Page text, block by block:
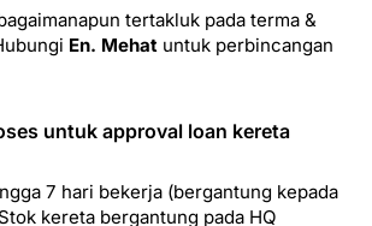
tertakluk pada terma &
En. Mehat untuk perbincangan
untuk approval loan kereta
7 hari bekerja (bergantung kepada
kereta bergantung pada HQ